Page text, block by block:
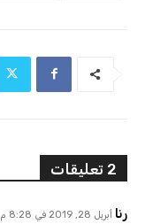
2 تعليقات
رنا أبريل 28, 2019 في 8:28 م